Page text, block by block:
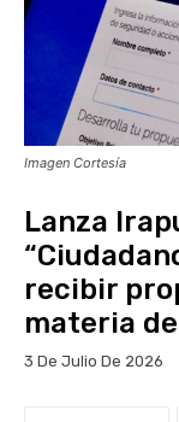
Imagen Cortesía
Lanza
recibir
materia
3 De Julio De 2026